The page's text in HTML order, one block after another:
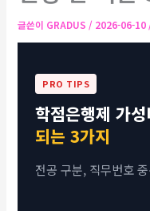
글쓴이 GRADUS / 2026-06-10
PRO TIPS
학점은행제 가
되는 3가지
전공 구분, 직무번호